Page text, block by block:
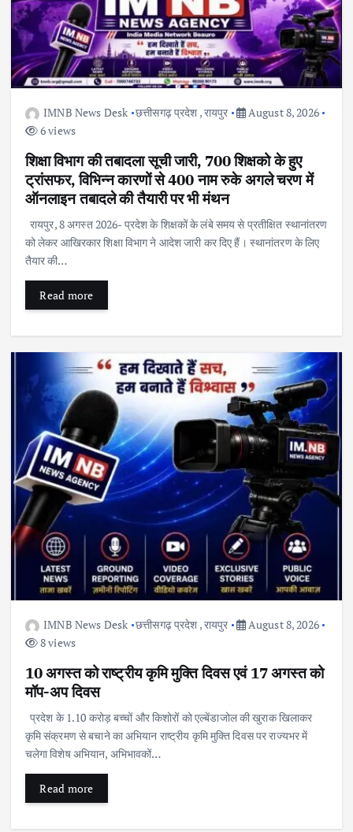
IMNB News Desk छत्तीसगढ़ प्रदेश ,रायपुर
August 8, 2026
6 views
शिक्षा विभाग की तबादला सूची जारी, 700 शिक्षको के हुए
ट्रांसफर, विभिन्न कारणों से 400 नाम रुके अगले चरण में
ऑनलाइन तबादले की तैयारी पर भी मंथन
रायपुर, 8 अगस्त 2026- प्रदेश के शिक्षकों के लंबे समय से प्रतीक्षित स्थानांतरण
को लेकर आखिरकार शिक्षा विभाग ने आदेश जारी कर दिए हैं। स्थानांतरण के लिए
तैयार की…
Read more
IMNB News Desk छत्तीसगढ़ प्रदेश ,रायपुर
August 8, 2026
8 views
10 अगस्त को राष्ट्रीय कृमि मुक्ति दिवस एवं 17 अगस्त को
मॉप-अप दिवस
प्रदेश के 1.10 करोड़ बच्चों और किशोरों को एल्बेंडाजोल की खुराक खिलाकर
कृमि संक्रमण से बचाने का अभियान राष्ट्रीय कृमि मुक्ति दिवस पर राज्यभर में
चलेगा विशेष अभियान, अभिभावकों…
Read more